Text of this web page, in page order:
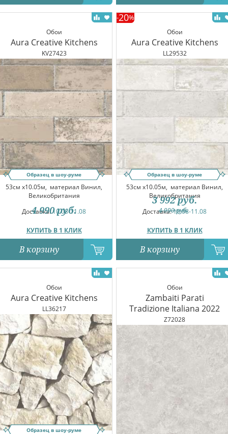
Обои
Aura Creative Kitchens
KV27423
Образец в шоу-руме
53см x10.05м, материал Винил,
Великобритания
Доставка:10.08-11.08
КУПИТЬ В 1 КЛИК
4 990 руб.
В корзину
Обои
Aura Creative Kitchens
LL29532
-20%
Образец в шоу-руме
53см x10.05м, материал Винил,
Великобритания
Доставка:10.08-11.08
КУПИТЬ В 1 КЛИК
4 990руб.
3 992 руб.
В корзину
Обои
Aura Creative Kitchens
LL36217
Образец в шоу-руме
Обои
Zambaiti Parati
Tradizione Italiana 2022
Z72028